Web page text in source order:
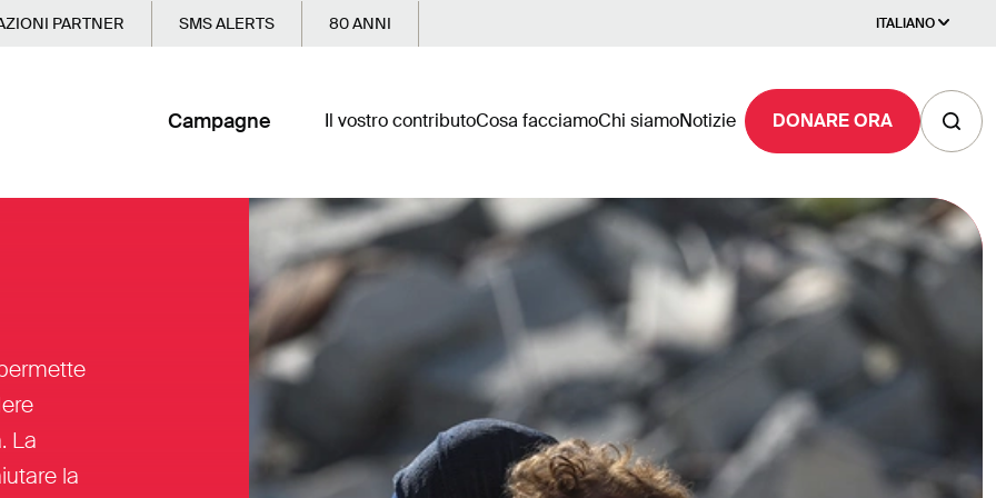
PARTNER SMS ALERTS 80 ANNI ITALIANO
Campagne Il vostro contributoCosa facciamoChi siamoNotizie DONARE ORA
La
la